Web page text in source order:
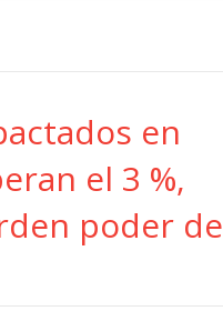
en
el 3 %,
poder de